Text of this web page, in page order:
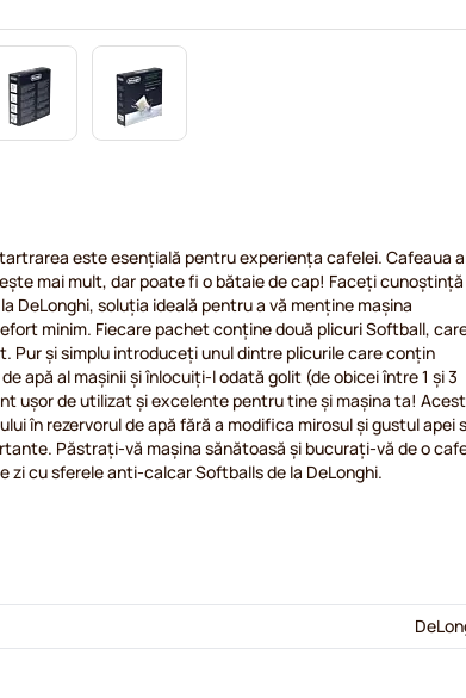
este esențială pentru experiența cafelei. Cafeaua
mai mult, dar poate fi o bătaie de cap! Faceți
DeLonghi, soluția ideală pentru a vă menține mașina
minim. Fiecare pachet conține două plicuri Softball,
Pur și simplu introduceți unul dintre plicurile care conțin
apă al mașinii și înlocuiți-l odată golit (de obicei între 1 și 3
ușor de utilizat și excelente pentru tine și mașina ta! Acest
în rezervorul de apă fără a modifica mirosul și gustul apei
Păstrați-vă mașina sănătoasă și bucurați-vă de o
zi cu sferele anti-calcar Softballs de la DeLonghi.